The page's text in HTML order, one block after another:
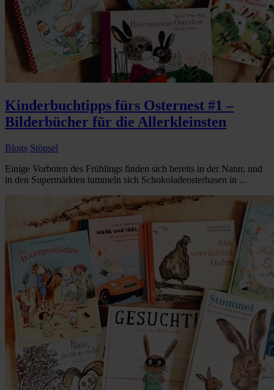
Kinderbuchtipps fürs Osternest #1 –
Bilderbücher für die Allerkleinsten
Blogs Stöpsel
Einige Vorboten des Frühlings finden sich bereits in der Natur, und
in den Supermärkten tummeln sich Schokoladeosterhasen in ...